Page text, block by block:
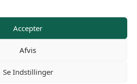
Accepter
Afvis
Se Indstillinger